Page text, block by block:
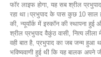
फॉर लाइफ होगा, यह सब श्रील
रहा था।प्रभुपाद के पास कुछ 10 साल
की, न्यूयॉर्क में इस्कॉन की स्थापना
श्रील प्रभुपाद वैकुंठ वासी, नित्य
वही बात है, प्रभुपाद का जब जन्म
भविष्यवाणी हुई थी कि यह बालक अपने